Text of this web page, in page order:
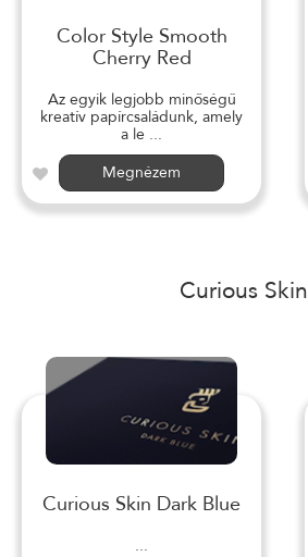
Color Style Smooth
Cherry Red
Az egyik legjobb minőségű
kreatív papírcsaládunk, amely
a le ...
Megnézem
Curious Skin
Curious Skin Dark Blue
...